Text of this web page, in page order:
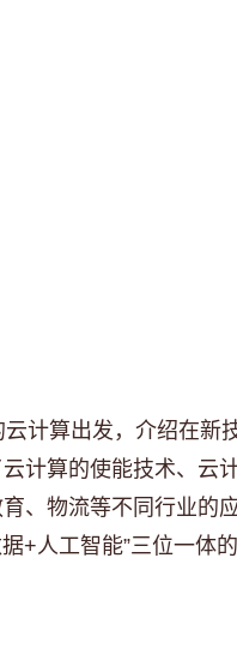
计算出发，介绍在新
计算的使能技术、云
、物流等不同行业的
+人工智能”三位一体